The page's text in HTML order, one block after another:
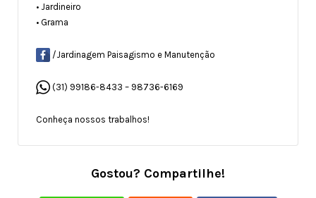
• Jardineiro
• Grama
/Jardinagem Paisagismo e Manutenção
(31) 99186-8433 – 98736-6169
Conheça nossos trabalhos!
Gostou? Compartilhe!